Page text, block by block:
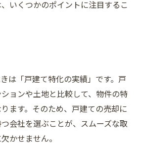
いくつかのポイントに注目するこ
は「戸建て特化の実績」です。戸
ョンや土地と比較して、物件の特
ます。そのため、戸建ての売却に
会社を選ぶことが、スムーズな取
かせません。